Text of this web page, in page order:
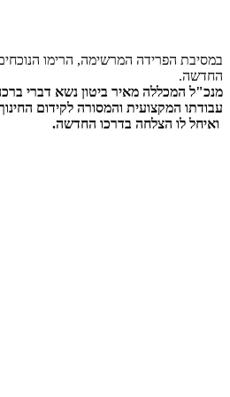
במסיבת הפרידה המרשימה, הרימו
החדשה.
מנכ"ל המכללה מאיר ביטון נשא דברי
עבודתו המקצועית והמסורה לקידום
ואיחל לו הצלחה בדרכו החדשה.